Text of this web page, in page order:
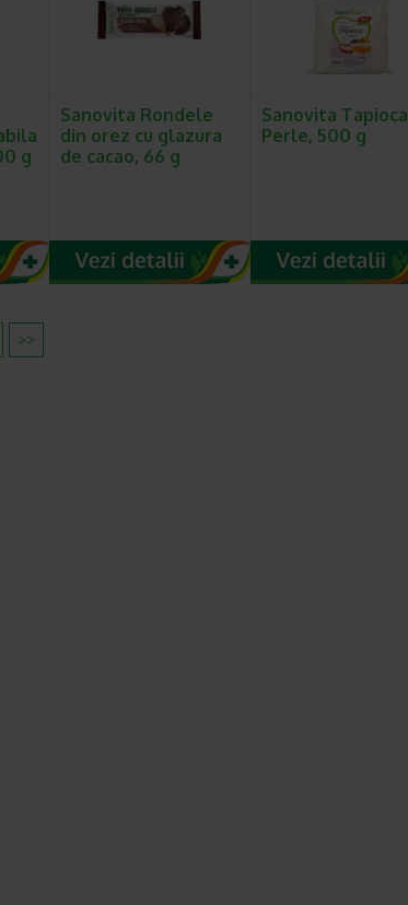
g
Sanovita Rondele
din orez cu glazura
de cacao, 66 g
Sanovita Tapioca
Perle, 500 g
>>